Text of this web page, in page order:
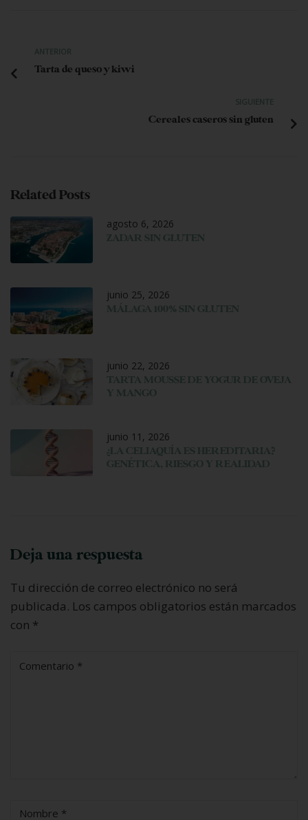
ANTERIOR
Tarta de queso y kiwi
SIGUIENTE
Cereales caseros sin gluten
Related Posts
agosto 6, 2026
ZADAR SIN GLUTEN
junio 25, 2026
MÁLAGA 100% SIN GLUTEN
junio 22, 2026
TARTA MOUSSE DE YOGUR DE OVEJA
Y MANGO
junio 11, 2026
¿LA CELIAQUÍA ES HEREDITARIA?
GENÉTICA, RIESGO Y REALIDAD
Deja una respuesta
Tu dirección de correo electrónico no será
publicada. Los campos obligatorios están marcados
con *